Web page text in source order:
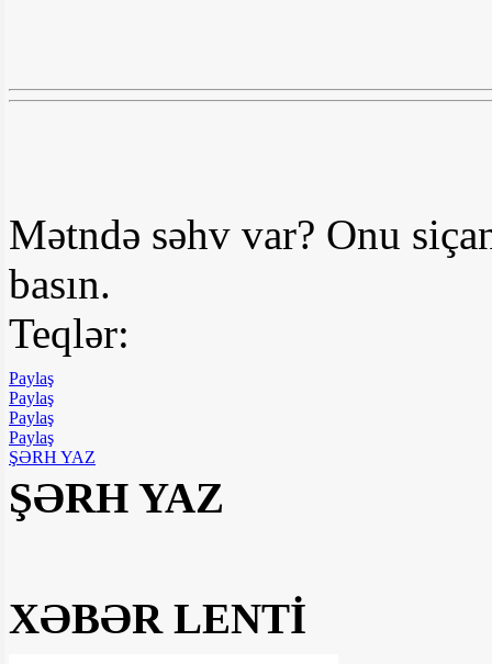
Mətndə səhv var? Onu
basın.
Teqlər:
Paylaş
Paylaş
Paylaş
Paylaş
ŞƏRH YAZ
ŞƏRH YAZ
XƏBƏR LENTİ